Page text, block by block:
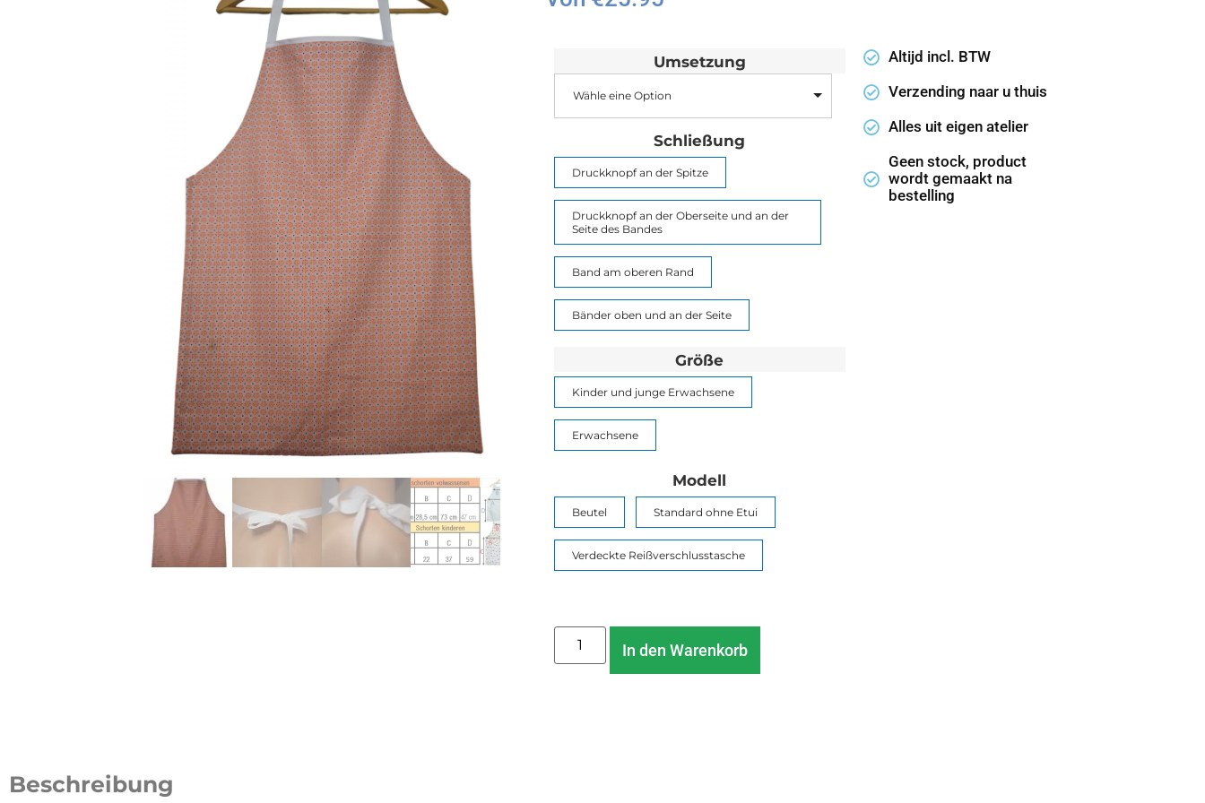
Umsetzung
Wähle eine Option
Schließung
Druckknopf an der Spitze
Druckknopf an der Oberseite und an der
Seite des Bandes
Band am oberen Rand
Bänder oben und an der Seite
Größe
Kinder und junge Erwachsene
Erwachsene
Modell
Beutel Standard ohne Etui
Verdeckte Reißverschlusstasche
In den Warenkorb
Altijd incl. BTW
Verzending naar u thuis
Alles uit eigen atelier
Geen stock, product
wordt gemaakt na
bestelling
Beschreibung